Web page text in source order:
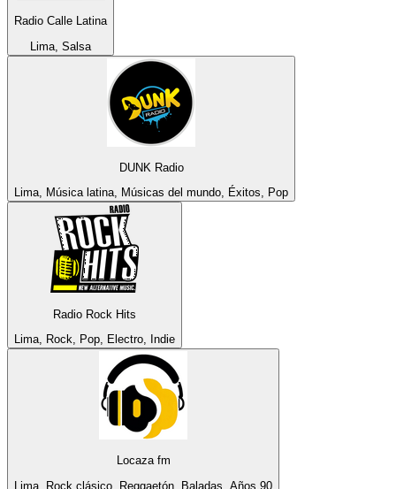
Radio Calle Latina
Lima, Salsa
DUNK Radio
Lima, Música latina, Músicas del mundo, Éxitos, Pop
Radio Rock Hits
Lima, Rock, Pop, Electro, Indie
Locaza fm
Lima, Rock clásico, Reggaetón, Baladas, Años 90